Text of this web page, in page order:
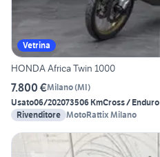
Vetrina
HONDA Africa Twin 1000
7.800 €Milano(MI)
Usato06/202073506 KmCross / Enduro
Rivenditore MotoRattix Milano